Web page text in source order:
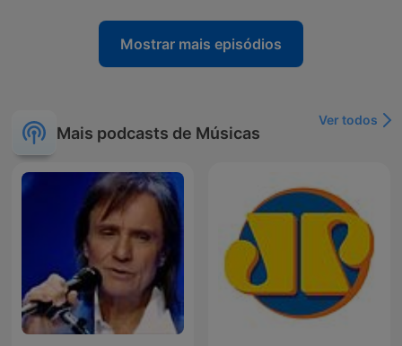
Mostrar mais episódios
Mais podcasts de Músicas
Ver todos